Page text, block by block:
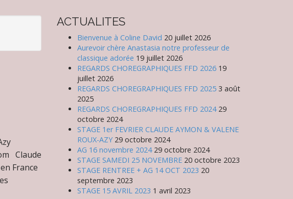
Claude
France
ACTUALITES
Bienvenue à Coline David 20 juillet 2026
Aurevoir chère Anastasia notre professeur de
classique adorée 19 juillet 2026
REGARDS CHOREGRAPHIQUES FFD 2026 19
juillet 2026
REGARDS CHOREGRAPHIQUES FFD 2025 3 août
2025
REGARDS CHOREGRAPHIQUES FFD 2024 29
octobre 2024
STAGE 1er FEVRIER CLAUDE AYMON & VALENE
ROUX-AZY 29 octobre 2024
AG 16 novembre 2024 29 octobre 2024
STAGE SAMEDI 25 NOVEMBRE 20 octobre 2023
STAGE RENTREE + AG 14 OCT 2023 20
septembre 2023
STAGE 15 AVRIL 2023 1 avril 2023